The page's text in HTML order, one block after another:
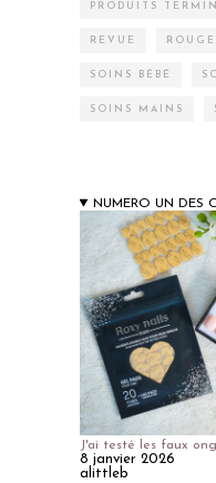
PRODUITS
REVUE
SOINS BÉBÉ
SOINS MAINS
NUMERO UN DES
J'ai testé les faux
8 janvier 2026
alittleb